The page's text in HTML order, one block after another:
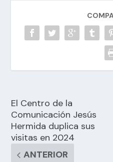
El Centro de la
Comunicación Jesús
Hermida duplica sus
visitas en 2024
ANTERIOR